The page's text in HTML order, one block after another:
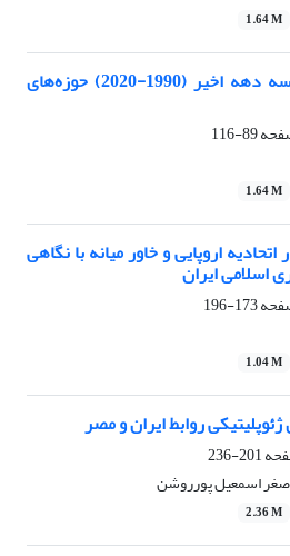
1.64 M
روابط چین و اسرائیل در سه دهه اخیر (1990-2020) حوزه‌های
89-116
1.64 M
اروپایی و خاور میانه با نگاهی
اسلامی ایران
173-196
1.04 M
روابط ایران و مصر
201-236
اسمعیل پورروشن
2.36 M